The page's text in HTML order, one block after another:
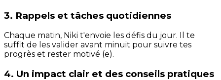
3. Rappels et tâches quotidiennes
Chaque matin, Niki t'envoie les défis du jour. Il te
suffit de les valider avant minuit pour suivre tes
progrès et rester motivé (e).
4. Un impact clair et des conseils pratiques